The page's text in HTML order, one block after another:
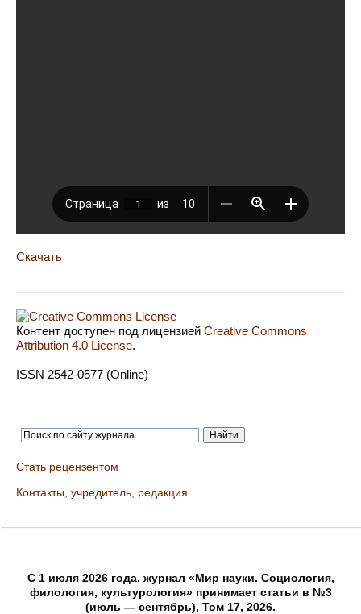
Скачать
Контент доступен под лицензией Creative Commons
Attribution 4.0 License.
ISSN 2542-0577 (Online)
Стать рецензентом
Контакты, учредитель, редакция
C 1 июля 2026 года, журнал «Мир науки. Социология,
филология, культурология» принимает статьи в №3
(июль — сентябрь), Том 17, 2026.